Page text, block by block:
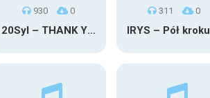
930 0
20Syl – THANK YOU
311 0